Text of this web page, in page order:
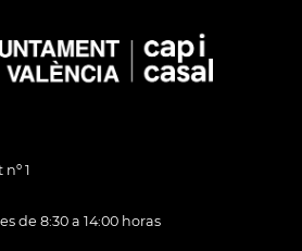
1
de 8:30 a 14:00 horas